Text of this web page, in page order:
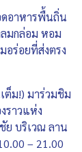
ดอาหารพื้นถิ่น
มกล่อม หอม
อร่อยที่ส่งตรง
ต็ม!) มาร่วมชิม
ราวแห่ง
บริเวณ ลาน
– 21.00